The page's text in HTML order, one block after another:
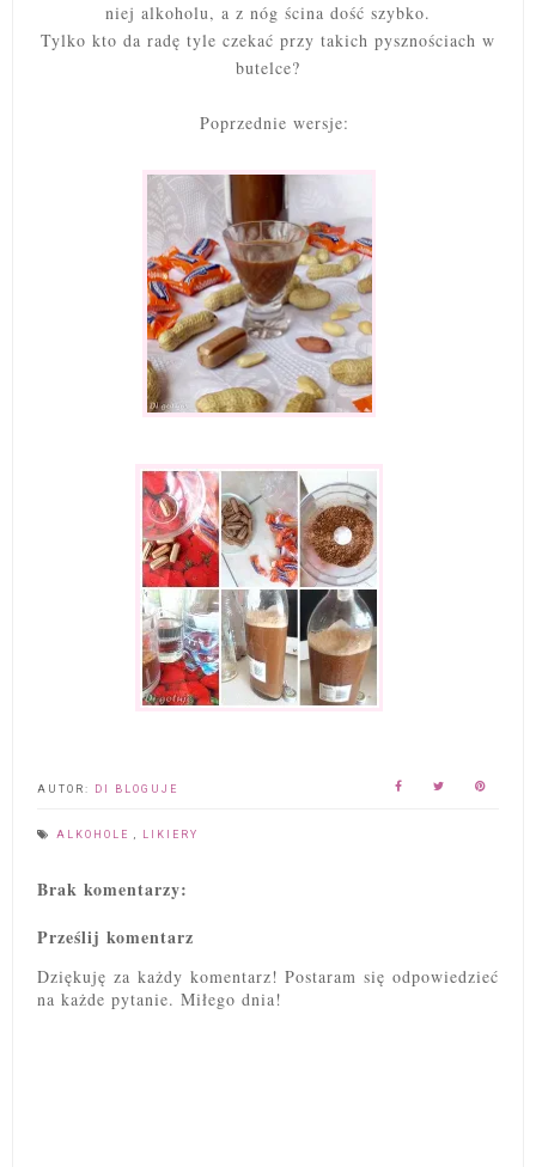
niej alkoholu, a z nóg ścina dość szybko.
Tylko kto da radę tyle czekać przy takich pysznościach w
butelce?
Poprzednie wersje:
AUTOR: DI BLOGUJE
ALKOHOLE , LIKIERY
Brak komentarzy:
Prześlij komentarz
Dziękuję za każdy komentarz! Postaram się odpowiedzieć
na każde pytanie. Miłego dnia!